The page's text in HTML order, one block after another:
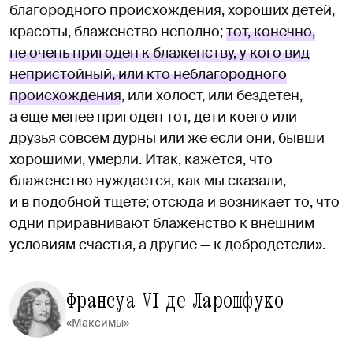
благородного происхождения, хороших детей,
красоты, блаженство неполно;тот, конечно,
не очень пригоден к блаженству, у кого вид
непристойный, или кто неблагородного
происхождения, или холост, или бездетен,
а еще менее пригоден тот, дети коего или
друзья совсем дурны или же если они, бывши
хорошими, умерли. Итак, кажется, что
блаженство нуждается, как мы сказали,
и в подобной тщете; отсюда и возникает то, что
одни приравнивают блаженство к внешним
условиям счастья, а другие — к добродетели».
Франсуа VI де Ларошфуко
«Максимы»